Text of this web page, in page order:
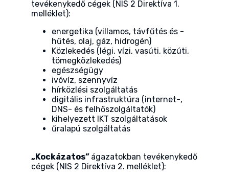
tevékenykedő cégek (NIS 2 Direktíva 1.
melléklet):
energetika (villamos, távfűtés és -
hűtés, olaj, gáz, hidrogén)
Közlekedés (légi, vízi, vasúti, közúti,
tömegközlekedés)
egészségügy
ivóvíz, szennyvíz
hírközlési szolgáltatás
digitális infrastruktúra (internet-,
DNS- és felhőszolgáltatók)
kihelyezett IKT szolgáltatások
űralapú szolgáltatás
„Kockázatos” ágazatokban tevékenykedő
cégek (NIS 2 Direktíva 2. melléklet):